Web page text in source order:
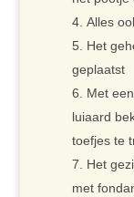
Alles
Het
geplaatst
Met
luiaard
toefjes te
Het
met